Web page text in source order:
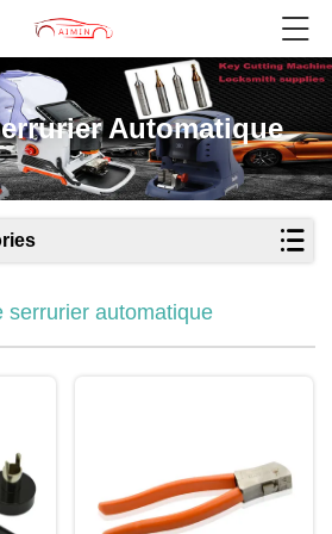
Automatique
serrurier automatique